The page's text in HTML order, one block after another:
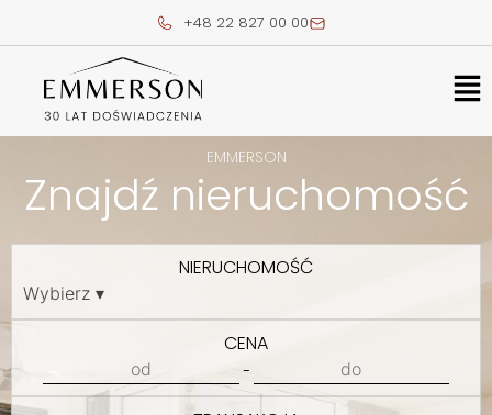
+48 22 827 00 00
EMMERSON
Znajdź nieruchomość
NIERUCHOMOŚĆ
CENA
-